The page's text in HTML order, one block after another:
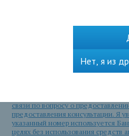
связи по вопросу о
предоставления консультации. Я
указанный номер используется
целях без использования средств
Нет, я из